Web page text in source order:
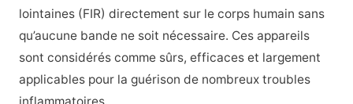
lointaines (FIR) directement sur le corps humain sans
qu’aucune bande ne soit nécessaire. Ces appareils
sont considérés comme sûrs, efficaces et largement
applicables pour la guérison de nombreux troubles